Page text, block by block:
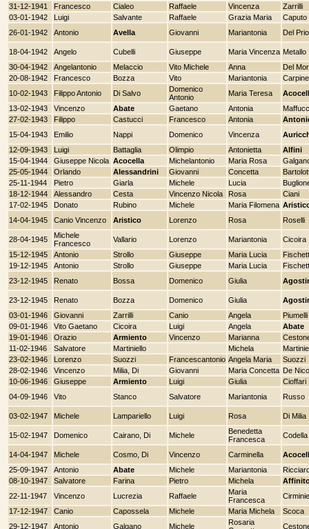
31-12-1941
Francesco Cialeo Raffaele Vincenza
Zarrilli
03-01-1942
Luigi Salvante Raffaele Grazia Maria
Caputo
26-01-1942
Antonio Avella Giovanni Mariantonia Del
18-04-1942 Angelo Cubelli Giuseppe Maria Vincenza Metallo
30-04-1942
Angelantonio Melaccio Vito Michele Anna
Del
20-08-1942
Francesco Bozza Vito Mariantonia
10-02-1943
Filippo Antonio Di Salvo
Domenico
Antonio
Maria Teresa
13-02-1943
Vincenzo Abate Gaetano Antonia
27-02-1943
Filippo Castucci Francesco Antonia
15-04-1943
Emilio Nappi Domenico Vincenza
12-09-1943
Luigi Battaglia Olimpio Antonietta
Alfini
15-04-1944
Giuseppe Nicola Acocella Michelantonio Maria Rosa
25-05-1944
Orlando Alessandrini Giovanni Concetta
25-11-1944
Pietro Giarla Michele Lucia
18-12-1944
Alessandro Cesta Vincenzo Nicola Rosa
Ciani
17-02-1945
Donato Rubino Michele Maria Filomena
14-04-1945
Canio Vincenzo Aristico Lorenzo Rosa Roselli
28-04-1945
Michele
Francesco
Vallario Lorenzo Mariantonia
Cicoira
15-12-1945
Antonio Strollo Giuseppe Maria Lucia
19-12-1945
Antonio Strollo Giuseppe Maria Lucia
23-12-1945
Renato Bossa Domenico Giulia
23-12-1945 Renato Bozza Domenico Giulia
03-01-1946
Giovanni Zarrilli Canio Angela
Piumelli
09-01-1946
Vito Gaetano Cicoira Luigi Angela
Abate
19-01-1946
Orazio Armiento Vincenzo Marianna
11-02-1946
Salvatore Martiniello Michela
23-02-1946
Lorenzo Suozzi Francescantonio Angela Maria
Suozzi
28-02-1946
Vincenzo Milia, Di Giovanni Maria Concetta De
10-06-1946
Giuseppe Armiento Luigi Giulia
Cioffari
04-09-1946
Vito Stanco Salvatore Mariantonia Russo
03-02-1947 Michele Lampariello Luigi Rosa Di Milia
15-02-1947 Domenico Cairano, Di Michele
Benedetta
Francesca
Codella
14-04-1947 Michele Cosmo, Di Vincenzo Carminella
25-09-1947
Antonio Abate Michele Mariantonia
08-10-1947
Salvatore Farina Pietro Michela
22-11-1947
Vincenzo Lucrezia Raffaele
Maria
Francesca
17-12-1947
Canio Capossela Michele Maria Michela
Scoca
29-12-1947
Antonio Galgano Michele
Rosaria